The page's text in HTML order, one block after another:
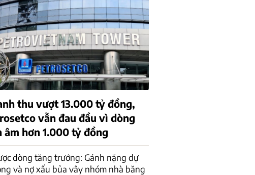
thu vượt 13.000 tỷ đồng,
vẫn đau đầu vì dòng
âm hơn 1.000 tỷ đồng
dòng tăng trưởng: Gánh nặng dự
và nợ xấu bủa vây nhóm nhà băng